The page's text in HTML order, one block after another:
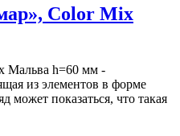
Color Mix
Мальва h=60 мм -
из элементов в форме
может показаться, что такая